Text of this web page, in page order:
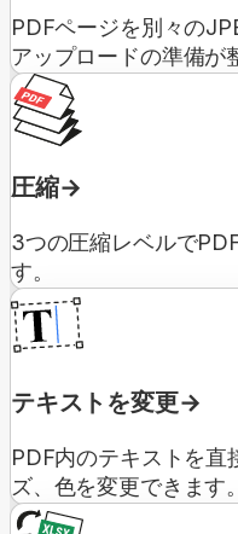
PDFページを別々の
アップロードの準備が
圧縮
3つの圧縮レベルで
す。
テキストを変更
PDF内のテキストを直
ズ、色を変更できます。